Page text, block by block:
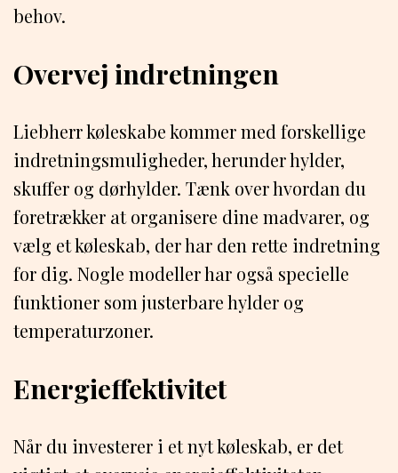
behov.
Overvej indretningen
Liebherr køleskabe kommer med forskellige
indretningsmuligheder, herunder hylder,
skuffer og dørhylder. Tænk over hvordan du
foretrækker at organisere dine madvarer, og
vælg et køleskab, der har den rette indretning
for dig. Nogle modeller har også specielle
funktioner som justerbare hylder og
temperaturzoner.
Energieffektivitet
Når du investerer i et nyt køleskab, er det